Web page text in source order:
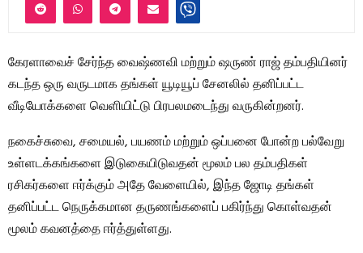
கேரளாவைச் சேர்ந்த வைஷ்ணவி மற்றும் ஷருண் ராஜ் தம்பதியினர்
கடந்த ஒரு வருடமாக தங்கள் யூடியூப் சேனலில் தனிப்பட்ட
வீடியோக்களை வெளியிட்டு பிரபலமடைந்து வருகின்றனர்.
நகைச்சுவை, சமையல், பயணம் மற்றும் ஒப்பனை போன்ற பல்வேறு
உள்ளடக்கங்களை இடுகையிடுவதன் மூலம் பல தம்பதிகள்
ரசிகர்களை ஈர்க்கும் அதே வேளையில், இந்த ஜோடி தங்கள்
தனிப்பட்ட நெருக்கமான தருணங்களைப் பகிர்ந்து கொள்வதன்
மூலம் கவனத்தை ஈர்த்துள்ளது.